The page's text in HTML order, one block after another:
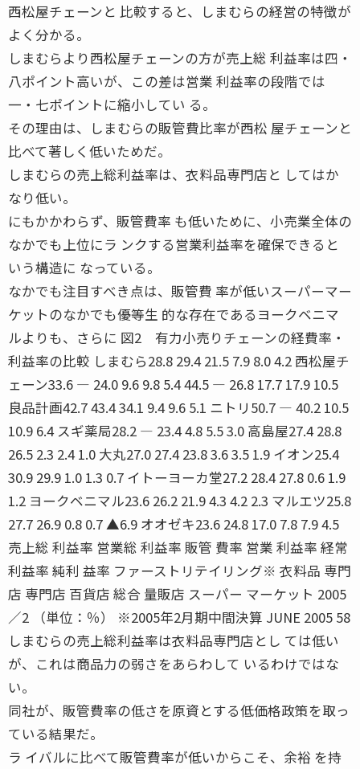
西松屋チェーンと 比較すると、しまむらの経営の特徴が
よく分かる。
しまむらより西松屋チェーンの方が売上総 利益率は四・
八ポイント高いが、この差は営業 利益率の段階では
一・七ポイントに縮小してい る。
その理由は、しまむらの販管費比率が西松 屋チェーンと
比べて著しく低いためだ。
しまむらの売上総利益率は、衣料品専門店と してはか
なり低い。
にもかかわらず、販管費率 も低いために、小売業全体の
なかでも上位にラ ンクする営業利益率を確保できると
いう構造に なっている。
なかでも注目すべき点は、販管費 率が低いスーパーマー
ケットのなかでも優等生 的な存在であるヨークベニマ
ルよりも、さらに 図2 有力小売りチェーンの経費率・
利益率の比較 しまむら28.8 29.4 21.5 7.9 8.0 4.2 西松屋チ
ェーン33.6 ― 24.0 9.6 9.8 5.4 44.5 ― 26.8 17.7 17.9 10.5
良品計画42.7 43.4 34.1 9.4 9.6 5.1 ニトリ50.7 ― 40.2 10.5
10.9 6.4 スギ薬局28.2 ― 23.4 4.8 5.5 3.0 高島屋27.4 28.8
26.5 2.3 2.4 1.0 大丸27.0 27.4 23.8 3.6 3.5 1.9 イオン25.4
30.9 29.9 1.0 1.3 0.7 イトーヨーカ堂27.2 28.4 27.8 0.6 1.9
1.2 ヨークベニマル23.6 26.2 21.9 4.3 4.2 2.3 マルエツ25.8
27.7 26.9 0.8 0.7 ▲6.9 オオゼキ23.6 24.8 17.0 7.8 7.9 4.5
売上総 利益率 営業総 利益率 販管 費率 営業 利益率 経常
利益率 純利 益率 ファーストリテイリング※ 衣料品 専門
店 専門店 百貨店 総合 量販店 スーパー マーケット 2005
／2 （単位：％） ※2005年2月期中間決算 JUNE 2005 58
しまむらの売上総利益率は衣料品専門店とし ては低い
が、これは商品力の弱さをあらわして いるわけではな
い。
同社が、販管費率の低さを原資とする低価格政策を取っ
ている結果だ。
ラ イバルに比べて販管費率が低いからこそ、余裕 を持